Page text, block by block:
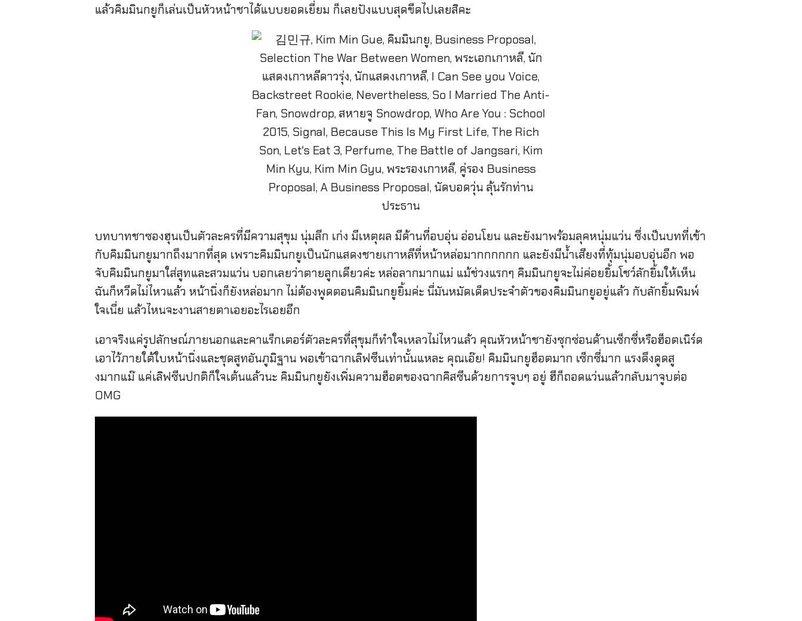
แล้วคิมมินกยูก็เล่นเป็นหัวหน้าชาได้แบบยอดเยี่ยม ก็เลยปังแบบสุดขีดไปเลยสิคะ
บทบาทชาซองฮุนเป็นตัวละครที่มีความสุขุม นุ่มลึก เก่ง มีเหตุผล มีด้านที่อบอุ่น อ่อนโยน และยังมาพร้อมลุคหนุ่มแว่น ซึ่งเป็นบทที่เข้า
กับคิมมินกยูมากถึงมากที่สุด เพราะคิมมินกยูเป็นนักแสดงชายเกาหลีที่หน้าหล่อมากกกกกก และยังมีน้ำเสียงที่ทุ้มนุ่มอบอุ่นอีก พอ
จับคิมมินกยูมาใส่สูทและสวมแว่น บอกเลยว่าตายลูกเดียวค่ะ หล่อลากมากแม่ แม้ช่วงแรกๆ คิมมินกยูจะไม่ค่อยยิ้มโชว์ลักยิ้มให้เห็น
ฉันก็หวีดไม่ไหวแล้ว หน้านิ่งก็ยังหล่อมาก ไม่ต้องพูดตอนคิมมินกยูยิ้มค่ะ นี่มันหมัดเด็ดประจำตัวของคิมมินกยูอยู่แล้ว กับลักยิ้มพิมพ์
ใจเนี่ย แล้วไหนจะงานสายตาเอยอะไรเอยอีก
เอาจริงแค่รูปลักษณ์ภายนอกและคาแร็กเตอร์ตัวละครที่สุขุมก็ทำใจเหลวไม่ไหวแล้ว คุณหัวหน้าชายังซุกซ่อนด้านเซ็กซี่หรือฮ็อตเนิร์ด
เอาไว้ภายใต้ใบหน้านิ่งและชุดสูทอันภูมิฐาน พอเข้าฉากเลิฟซีนเท่านั้นแหละ คุณเอ๊ย! คิมมินกยูฮ็อตมาก เซ็กซี่มาก แรงดึงดูดสู
งมากแม๊ แค่เลิฟซีนปกติก็ใจเต้นแล้วนะ คิมมินกยูยังเพิ่มความฮ็อตของฉากคิสซีนด้วยการจูบๆ อยู่ ฮีก็ถอดแว่นแล้วกลับมาจูบต่อ
OMG